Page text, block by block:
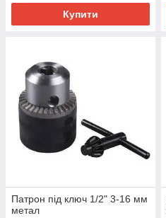
Купити
Патрон під ключ 1/2" 3-16 мм
метал